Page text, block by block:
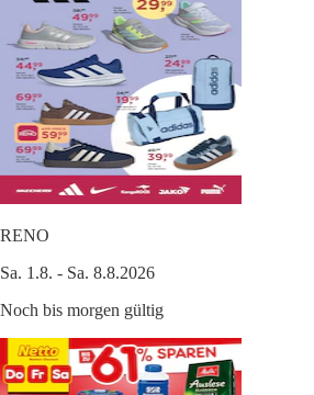
RENO
Sa. 1.8. - Sa. 8.8.2026
Noch bis morgen gültig